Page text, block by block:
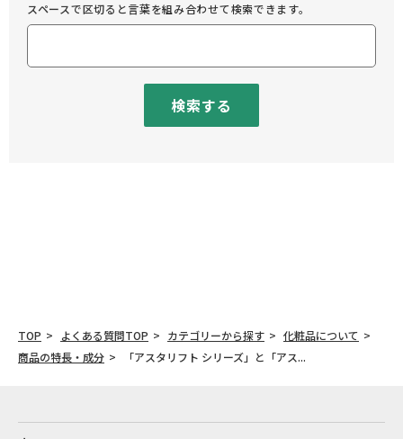
スペースで区切ると言葉を組み合わせて検索できます。
検索する
TOP よくある質問TOP カテゴリーから探す
化粧品について
商品の特長・成分
「アスタリフト シリーズ」と「アス...